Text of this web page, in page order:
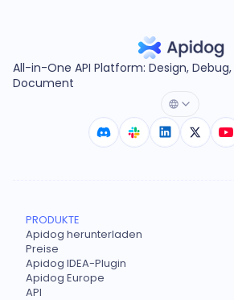
All-in-One API Platform: Design,
Document
PRODUKTE
Apidog herunterladen
Preise
Apidog IDEA-Plugin
Apidog Europe
API